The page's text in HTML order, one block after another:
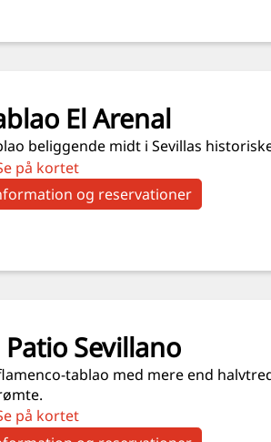
El Arenal
beliggende midt i Sevillas
på kortet
og reservationer
Patio Sevillano
tablao med mere end
på kortet